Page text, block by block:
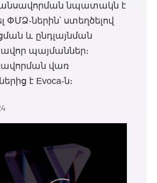
նպատակն է
ՓՄՁ-ներին՝ ստեղծելով
և ընդլայնման
պայմաններ։
վառ
է Evoca-ն։